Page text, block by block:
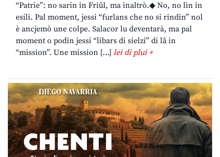
“Patrie”: no sarin in Friûl, ma inaltrò.◆ No, no lìn in
esili. Pal moment, jessi “furlans che no si rindin” nol
è ancjemò une colpe. Salacor lu deventarà, ma pal
moment o podin jessi “libars di sielzi” di lâ in
“mission”. Une mission […] lei di plui +